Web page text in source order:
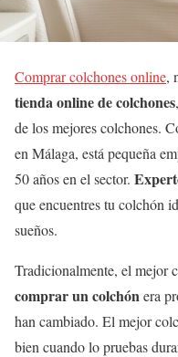
Comprar colchones online,
tienda online de colchones
de los mejores colchones.
en Málaga, está pequeña
50 años en el sector.
que encuentres tu colchón
sueños.
Tradicionalmente, el mejor
comprar un colchónera
han cambiado. El mejor
bien cuando lo pruebas